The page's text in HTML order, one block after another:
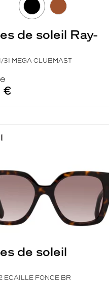
de soleil Ray-
31 MEGA CLUBMAST
€
de soleil
ECAILLE FONCE BR